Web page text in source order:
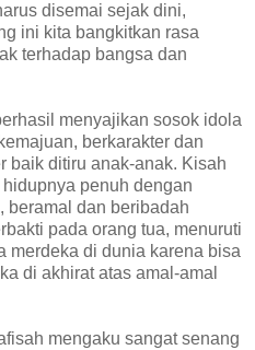
disemai sejak dini,
ini kita bangkitkan rasa
terhadap bangsa dan
menyajikan sosok idola
berkarakter dan
baik ditiru anak-anak. Kisah
penuh dengan
beramal dan beribadah
pada orang tua, menuruti
merdeka di dunia karena bisa
di akhirat atas amal-amal
mengaku sangat senang